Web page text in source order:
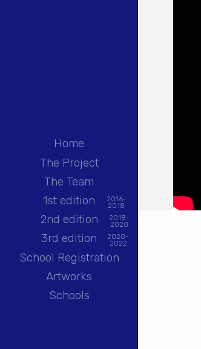
Home
The Project
The Team
1st edition
2016-
2018
2nd edition 2018-
2020
3rd edition 2020-
2022
School Registration
Artworks
Schools